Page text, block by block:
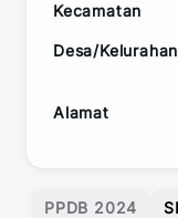
Kecamatan
Desa/Kelurahan
Alamat
PPDB 2024